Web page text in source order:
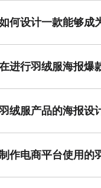
何设计一款能够成
地、都市街头等 relatable
品质冬季主题模板与素材
进行羽绒服海报爆
哨的艺术字，以免影响专
距，使整体排版疏密有致
绒服产品的海报设
免画面拥挤。例如，在主
域，从而提升海报的整体沟
作电商平台使用的